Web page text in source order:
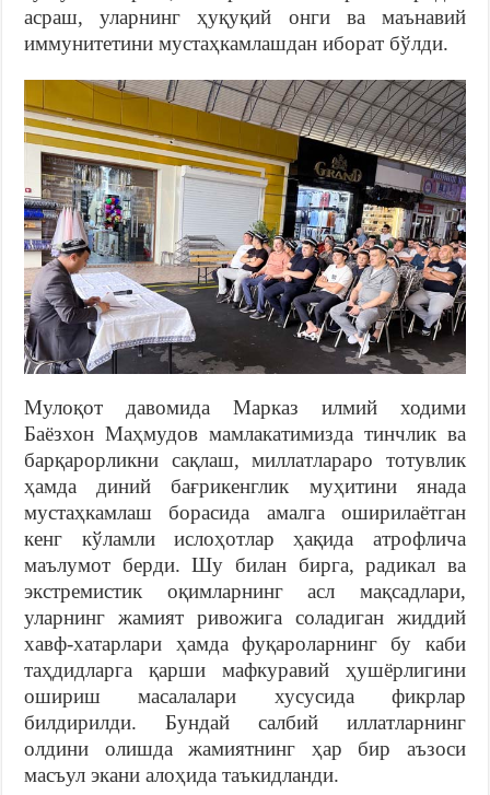
асраш, уларнинг ҳуқуқий онги ва маънавий
иммунитетини мустаҳкамлашдан иборат бўлди.
Мулоқот давомида Марказ илмий ходими
Баёзхон Маҳмудов мамлакатимизда тинчлик ва
барқарорликни сақлаш, миллатлараро тотувлик
ҳамда диний бағрикенглик муҳитини янада
мустаҳкамлаш борасида амалга оширилаётган
кенг кўламли ислоҳотлар ҳақида атрофлича
маълумот берди. Шу билан бирга, радикал ва
экстремистик оқимларнинг асл мақсадлари,
уларнинг жамият ривожига соладиган жиддий
хавф-хатарлари ҳамда фуқароларнинг бу каби
таҳдидларга қарши мафкуравий ҳушёрлигини
ошириш масалалари хусусида фикрлар
билдирилди. Бундай салбий иллатларнинг
олдини олишда жамиятнинг ҳар бир аъзоси
масъул экани алоҳида таъкидланди.